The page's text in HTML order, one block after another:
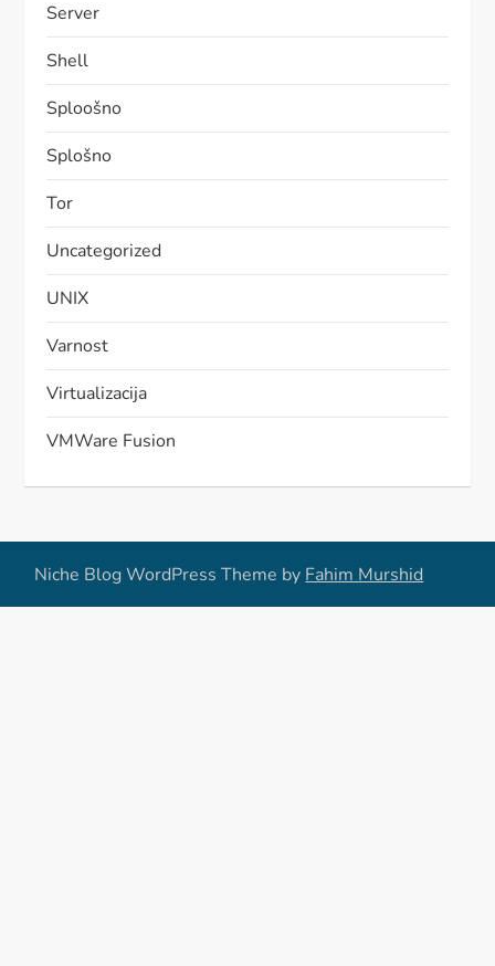
Server
Shell
Sploošno
Splošno
Tor
Uncategorized
UNIX
Varnost
Virtualizacija
VMWare Fusion
Niche Blog WordPress Theme by Fahim Murshid